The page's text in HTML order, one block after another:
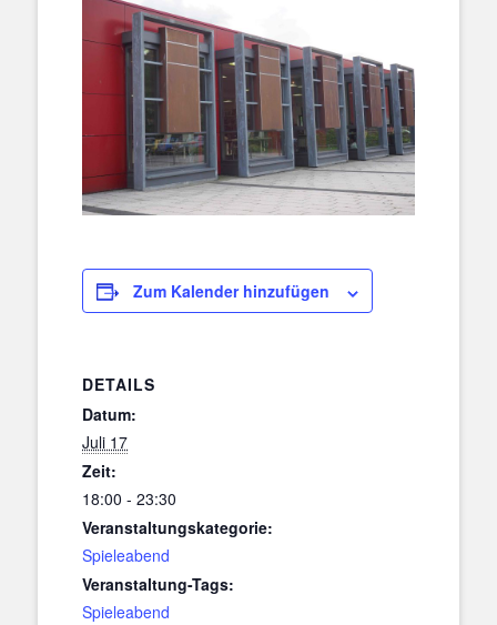
Zum Kalender hinzufügen
DETAILS
Datum:
Juli 17
Zeit:
18:00 - 23:30
Veranstaltungskategorie:
Spieleabend
Veranstaltung-Tags:
Spieleabend